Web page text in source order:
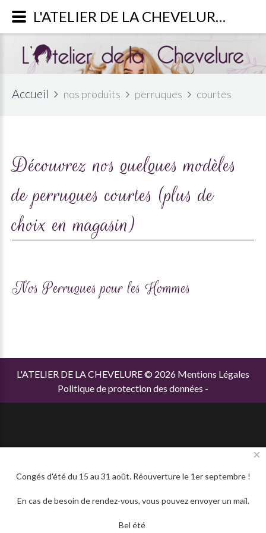
Accueil nos produits perruques courtes
Découvrez nos quelques modèles
de perruques courtes (plus de
choix en magasin)
Nos Perruques pour les Hommes
L'ATELIER DE LA CHEVELURE© 2026 Mentions Légales
Politique de protection des données -
×
Congés d'été du 15 au 31 août. Réouverture le 1er septembre !
En cas de besoin de rendez-vous, vous pouvez envoyer un mail.
Bel été
L'ATELIER DE LA CHEVELURE - Découvrez notre large choix de perruques courtes.